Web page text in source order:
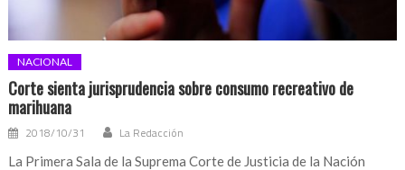
NACIONAL
Corte sienta jurisprudencia sobre consumo recreativo de
marihuana
2018/10/31 La Redacción
La Primera Sala de la Suprema Corte de Justicia de la Nación